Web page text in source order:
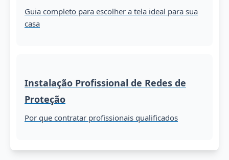
Guia completo para escolher a tela ideal para sua
casa
Instalação Profissional de Redes de
Proteção
Por que contratar profissionais qualificados